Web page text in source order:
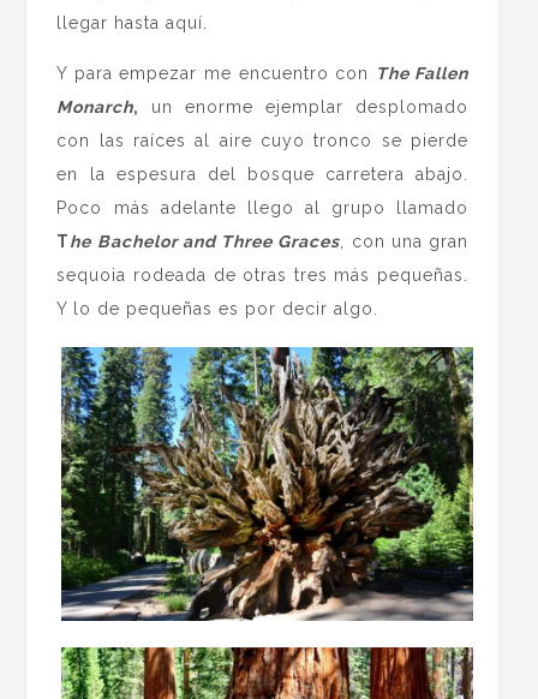
llegar hasta aquí.
Y para empezar me encuentro con
The Fallen
Monarch, un enorme ejemplar desplomado
con las raíces al aire cuyo tronco se pierde
en la espesura del bosque carretera abajo.
Poco más adelante llego al grupo llamado
The Bachelor and Three Graces , con una gran
sequoia rodeada de otras tres más pequeñas.
Y lo de pequeñas es por decir algo.